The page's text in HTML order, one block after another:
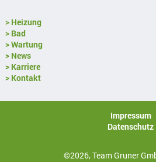
> Heizung
> Bad
> Wartung
> News
> Karriere
> Kontakt
Impressum
Datenschutz
©2026, Team Gruner